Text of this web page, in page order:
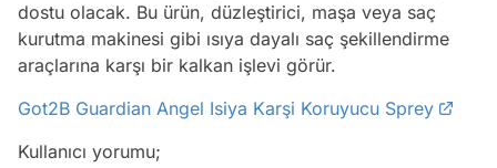
dostu olacak. Bu ürün, düzleştirici, maşa veya saç
kurutma makinesi gibi ısıya dayalı saç şekillendirme
araçlarına karşı bir kalkan işlevi görür.
Got2B Guardian Angel Isiya Karşi Koruyucu Sprey
Kullanıcı yorumu;